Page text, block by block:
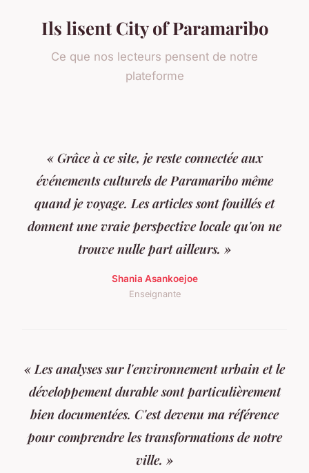
Ils lisent City of Paramaribo
Ce que nos lecteurs pensent de notre
plateforme
« Grâce à ce site, je reste connectée aux
événements culturels de Paramaribo même
quand je voyage. Les articles sont fouillés et
donnent une vraie perspective locale qu'on ne
trouve nulle part ailleurs. »
Shania Asankoejoe
Enseignante
« Les analyses sur l'environnement urbain et le
développement durable sont particulièrement
bien documentées. C'est devenu ma référence
pour comprendre les transformations de notre
ville. »